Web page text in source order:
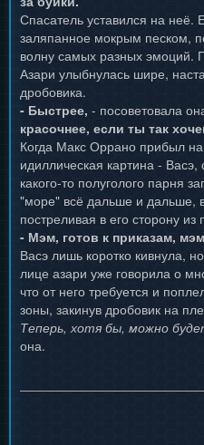
Спасатель уставился на неё.
заляпанное мокрым песком,
волну самых разных эмоций.
Азари улыбнулась шире,
дробовика.
- Быстрее, - посоветовала
красочнее, если ты так
Когда Макс Оррано прибыл
идиллическая картина -
какого-то полуголого парня
"море" всё дальше и дальше,
постреливая в его сторону
- Мэм, готов к приказам,
Васэ лишь коротко кивнула,
лице азари уже говорила о
что от него требуется и
зоны, закинув дробовик на
Теперь, хотя бы, можно
она.